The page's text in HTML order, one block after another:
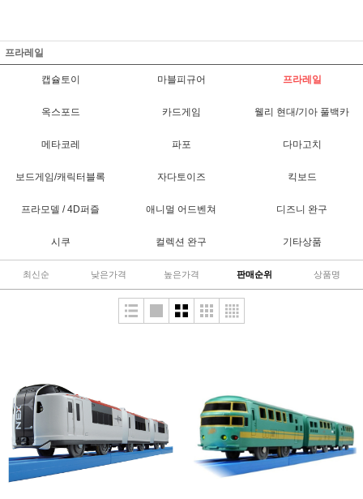
프라레일
캡슐토이 마블피규어 프라레일
옥스포드 카드게임 웰리 현대/기아 풀백카
메타코레 파포 다마고치
보드게임/캐릭터블록 자다토이즈 킥보드
프라모델 / 4D퍼즐 애니멀 어드벤쳐 디즈니 완구
시쿠 컬렉션 완구 기타상품
최신순 낮은가격 높은가격 판매순위 상품명